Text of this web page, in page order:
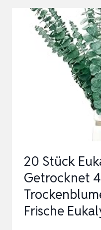
43
CM
DEKO
20 Stück
Getrocknet
Frische